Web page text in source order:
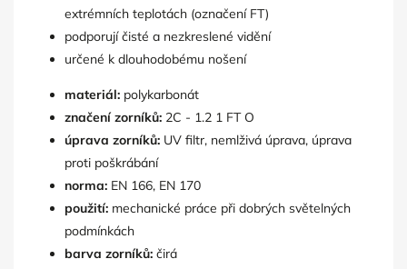
extrémních teplotách (označení FT)
podporují čisté a nezkreslené vidění
určené k dlouhodobému nošení
materiál: polykarbonát
značení zorníků: 2C - 1.2 1 FT O
úprava zorníků: UV filtr, nemlživá úprava, úprava
proti poškrábání
norma: EN 166, EN 170
použití: mechanické práce při dobrých světelných
podmínkách
barva zorníků: čirá